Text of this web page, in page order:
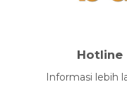
Hotline
Informasi lebih